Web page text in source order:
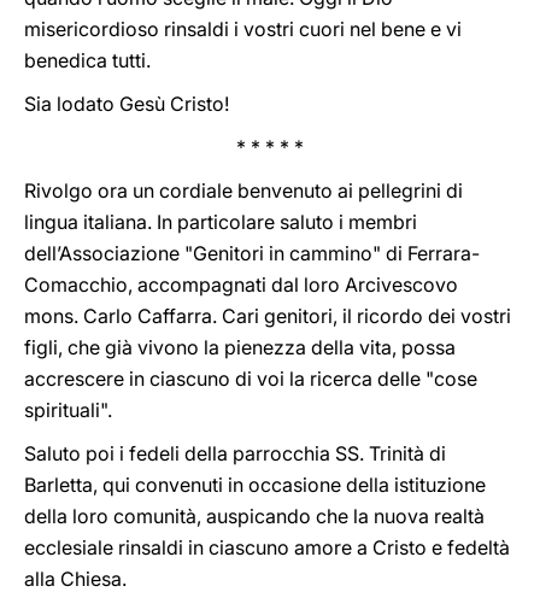
misericordioso rinsaldi i vostri cuori nel bene e vi
benedica tutti.
Sia lodato Gesù Cristo!
* * * * *
Rivolgo ora un cordiale benvenuto ai pellegrini di
lingua italiana. In particolare saluto i membri
dell’Associazione "Genitori in cammino" di Ferrara-
Comacchio, accompagnati dal loro Arcivescovo
mons. Carlo Caffarra. Cari genitori, il ricordo dei vostri
figli, che già vivono la pienezza della vita, possa
accrescere in ciascuno di voi la ricerca delle "cose
spirituali".
Saluto poi i fedeli della parrocchia SS. Trinità di
Barletta, qui convenuti in occasione della istituzione
della loro comunità, auspicando che la nuova realtà
ecclesiale rinsaldi in ciascuno amore a Cristo e fedeltà
alla Chiesa.